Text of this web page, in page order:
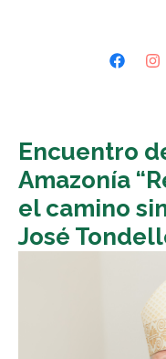
Encuentro
Amazonía
el camino
José